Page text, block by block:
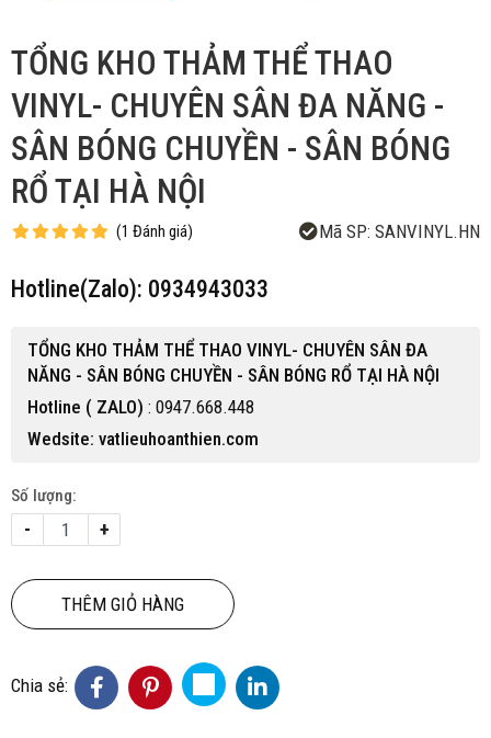
TỔNG KHO THẢM THỂ THAO
VINYL- CHUYÊN SÂN ĐA NĂNG -
SÂN BÓNG CHUYỀN - SÂN BÓNG
RỔ TẠI HÀ NỘI
(1 Đánh giá) Mã SP: SANVINYL.HN
Hotline(Zalo): 0934943033
TỔNG KHO THẢM THỂ THAO VINYL- CHUYÊN SÂN ĐA
NĂNG - SÂN BÓNG CHUYỀN - SÂN BÓNG RỔ TẠI HÀ NỘI
Hotline ( ZALO) : 0947.668.448
Wedsite: vatlieuhoanthien.com
Số lượng:
- +
THÊM GIỎ HÀNG
Chia sẻ: